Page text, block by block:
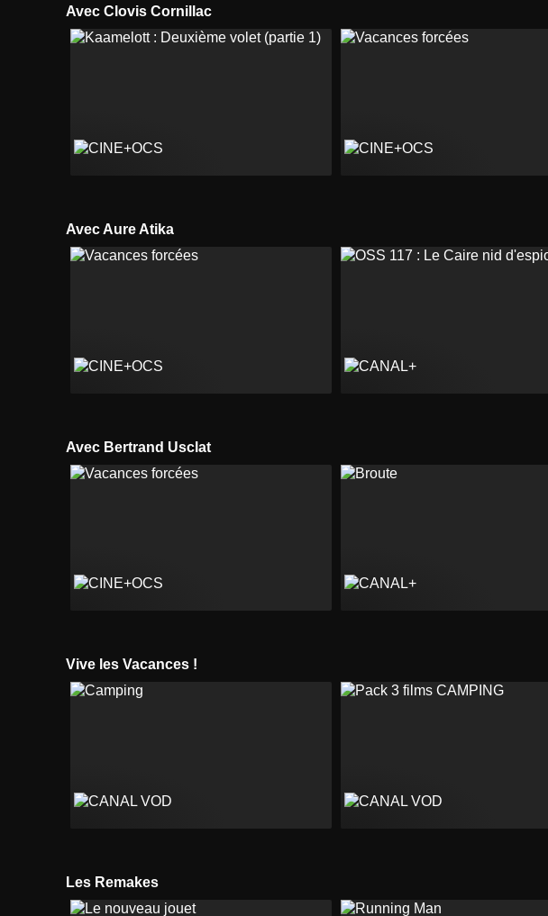
Avec Clovis Cornillac
Avec Aure Atika
Avec Bertrand Usclat
Vive les Vacances !
Les Remakes